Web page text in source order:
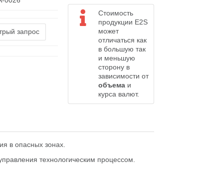
запрос
Стоимость
продукции E2S
может
отличаться как
в большую так
и меньшую
сторону в
зависимости от
объемаи
курса валют.
в опасных зонах.
технологическим процессом.